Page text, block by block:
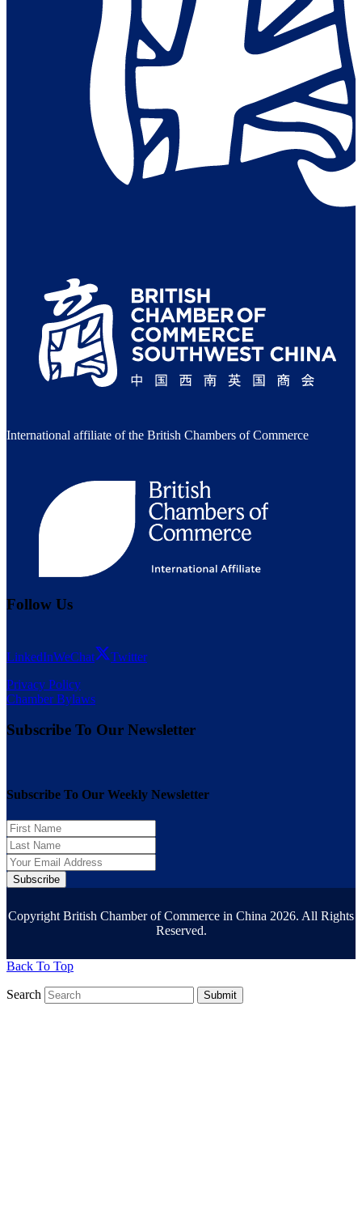
International affiliate of the British Chambers of Commerce
Follow Us
LinkedInWeChat
Twitter
Privacy Policy
Chamber Bylaws
Subscribe To Our Newsletter
Subscribe To Our Weekly Newsletter
Subscribe
Copyright British Chamber of Commerce in China 2026. All Rights
Reserved.
Back To Top
Search Submit